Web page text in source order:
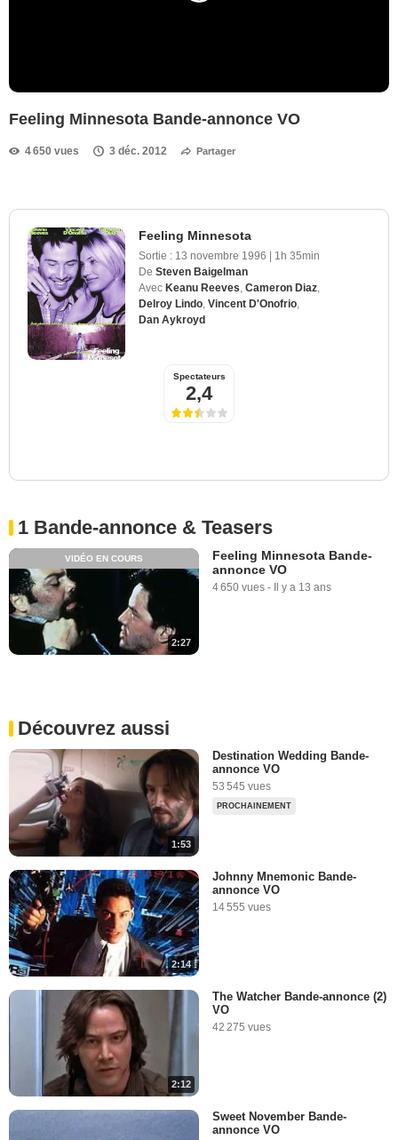
Feeling Minnesota Bande-annonce VO
4 650 vues 3 déc. 2012 Partager
Feeling Minnesota
Sortie : 13 novembre 1996 | 1h 35min
De Steven Baigelman
Avec Keanu Reeves Cameron Diaz
Delroy Lindo Vincent D'Onofrio
Dan Aykroyd
Spectateurs
2,4
1 Bande-annonce & Teasers
2:27
VIDÉO EN COURS
Feeling Minnesota Bande-
annonce VO
4 650 vues - Il y a 13 ans
Découvrez aussi
1:53
Destination Wedding Bande-
annonce VO
53 545 vues
PROCHAINEMENT
2:14
Johnny Mnemonic Bande-
annonce VO
14 555 vues
2:12
The Watcher Bande-annonce (2)
VO
42 275 vues
Sweet November Bande-
annonce VO